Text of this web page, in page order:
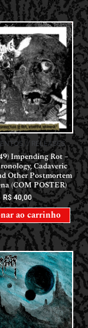
// RELEASES
Impending Rot –
Cadaveric
Other Postmortem
(COM POSTER)
R$40,00
ao carrinho